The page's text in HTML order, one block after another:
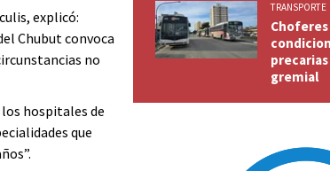
explicó:
Chubut convoca
no
hospitales de
que
TRANSPORTE
Choferes
gremial